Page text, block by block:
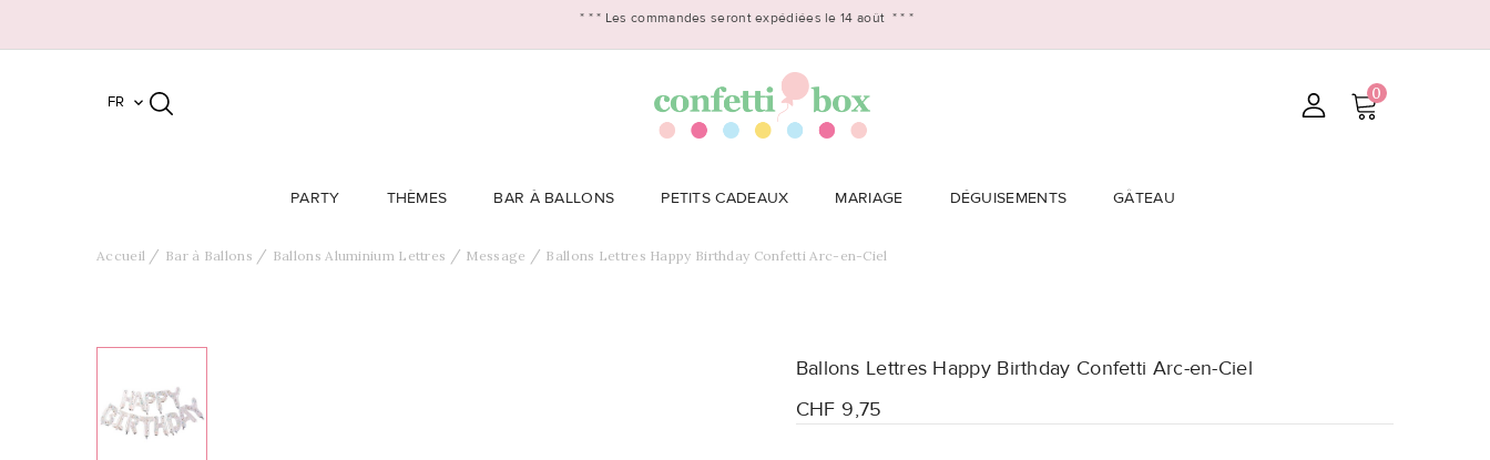
* * * Les commandes seront expédiées le 14 août * * *
FR  0
PARTY THÈMES BAR À BALLONS PETITS CADEAUX MARIAGE DÉGUISEMENTS GÂTEAU
Accueil Bar à Ballons Ballons Aluminium Lettres Message Ballons Lettres Happy Birthday Confetti Arc-en-Ciel
Ballons Lettres Happy Birthday Confetti Arc-en-Ciel
CHF 9,75